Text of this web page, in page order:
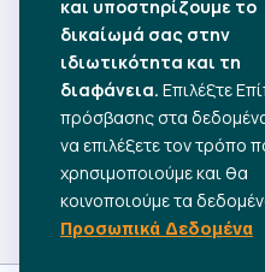
•Ιούλιος 2026
•Ιούνιος 2026
•Μάιος 2026
•Απρίλιος 2026
•Μάρτιος 2026
Πλήρες
και υποστηρίζουμε το
δικαίωμά σας στην
ιδιωτικότητα και τη
διαφάνεια. Επιλέξτε
πρόσβασης στα
να επιλέξετε τον τρόπο
χρησιμοποιούμε και θα
κοινοποιούμε τα
Προσωπικά Δεδομένα